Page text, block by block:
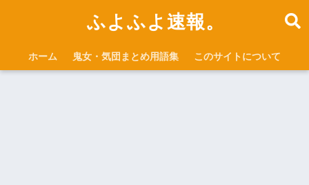
ふよふよ速報。
ホーム 鬼女・気団まとめ用語集 このサイトについて